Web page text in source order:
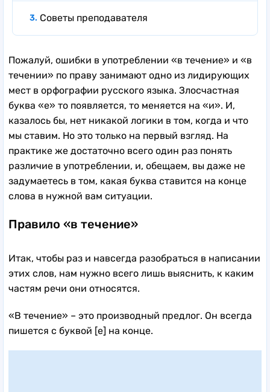
Советы преподавателя
Пожалуй, ошибки в употреблении «в течение» и «в
течении» по праву занимают одно из лидирующих
мест в орфографии русского языка. Злосчастная
буква «е» то появляется, то меняется на «и». И,
казалось бы, нет никакой логики в том, когда и что
мы ставим. Но это только на первый взгляд. На
практике же достаточно всего один раз понять
различие в употреблении, и, обещаем, вы даже не
задумаетесь в том, какая буква ставится на конце
слова в нужной вам ситуации.
Правило «в течение»
Итак, чтобы раз и навсегда разобраться в написании
этих слов, нам нужно всего лишь выяснить, к каким
частям речи они относятся.
«В течение» – это производный предлог. Он всегда
пишется с буквой [е] на конце.